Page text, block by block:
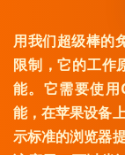
用我们超级棒的
限制，它的工作
能。它需要使
能，在苹果设备
示标准的浏览器